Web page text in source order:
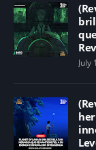
July